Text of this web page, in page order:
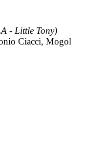
- Little Tony)
Ciacci, Mogol